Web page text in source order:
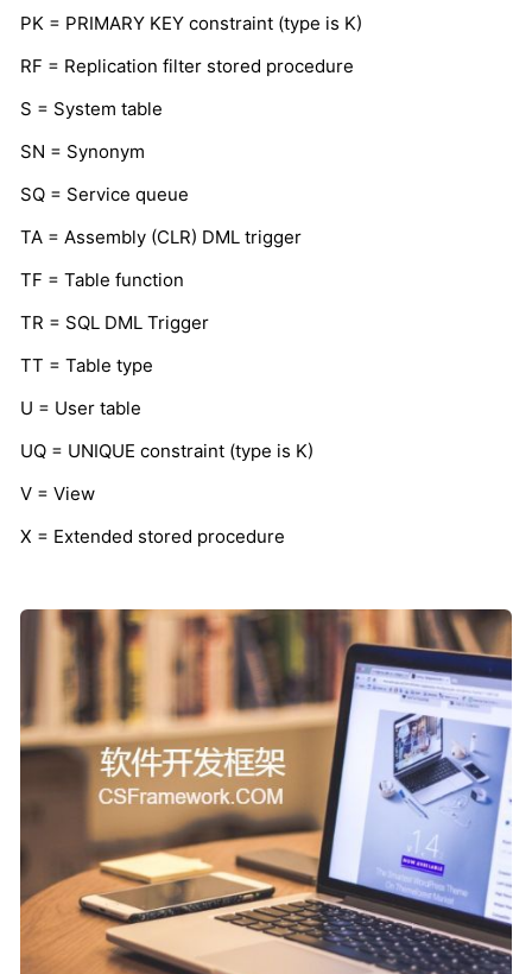
PK = PRIMARY KEY constraint (type is K)
RF = Replication filter stored procedure
S = System table
SN = Synonym
SQ = Service queue
TA = Assembly (CLR) DML trigger
TF = Table function
TR = SQL DML Trigger
TT = Table type
U = User table
UQ = UNIQUE constraint (type is K)
V = View
X = Extended stored procedure